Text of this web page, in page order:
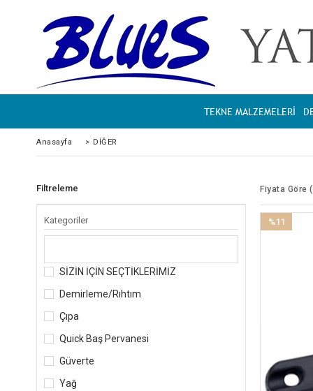
TEKNE MALZEMELERİ
Anasayfa > DİĞER
Filtreleme
Kategoriler
SİZİN İÇİN SEÇTİKLERİMİZ
Demirleme/Rıhtım
Çıpa
Quick Baş Pervanesi
Güverte
Yağ
Fiyata Göre
%11